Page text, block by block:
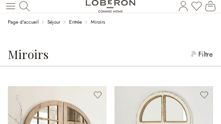
Revenir au contenu principal
Page d'accueil Séjour Entrée Miroirs
Miroirs Filtre